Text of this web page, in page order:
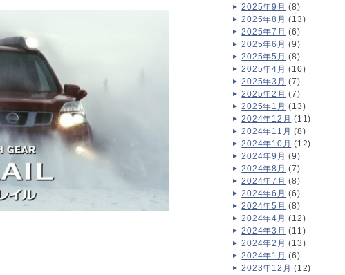
2025年9月 (8)
2025年8月 (13)
2025年7月 (6)
2025年6月 (9)
2025年5月 (8)
2025年4月 (10)
2025年3月 (7)
2025年2月 (7)
2025年1月 (13)
2024年12月 (11)
2024年11月 (8)
2024年10月 (12)
2024年9月 (9)
2024年8月 (7)
2024年7月 (8)
2024年6月 (6)
2024年5月 (8)
2024年4月 (12)
2024年3月 (11)
2024年2月 (13)
2024年1月 (6)
2023年12月 (12)